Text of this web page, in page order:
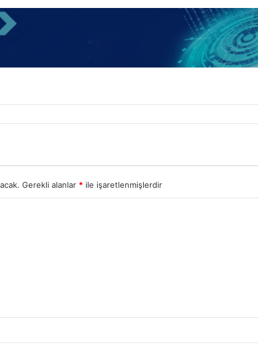
Gerekli alanlar * ile işaretlenmişlerdir